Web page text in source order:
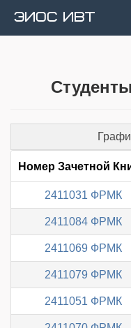
ЭИОС ИВТ
2411031 ФРМК
2411084 ФРМК
2411069 ФРМК
2411079 ФРМК
2411051 ФРМК